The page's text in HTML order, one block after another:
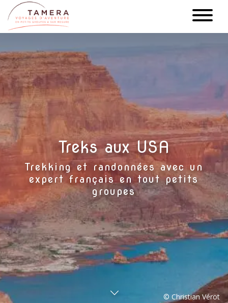
Aller
au
contenu
Treks aux USA
Trekking et randonnées avec un
expert français en tout petits
groupes